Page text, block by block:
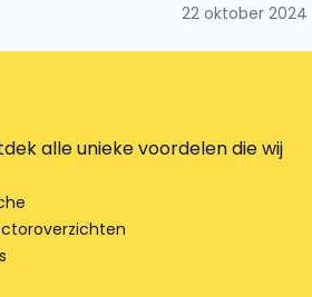
22 oktober 2024
alle unieke voordelen die wij